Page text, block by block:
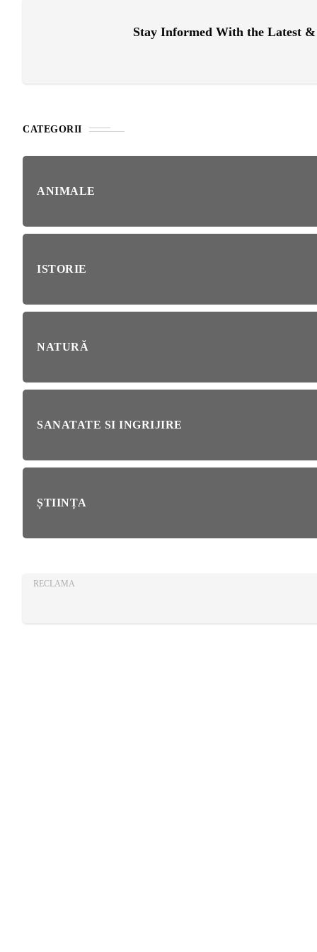
Stay Informed With the Latest
CATEGORII
ANIMALE
ISTORIE
NATURĂ
SANATATE SI INGRIJIRE
ȘTIINȚA
RECLAMA